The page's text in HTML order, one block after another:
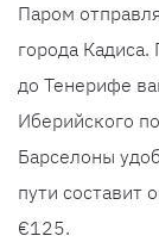
Паром
города Кадиса.
до Тенерифе
Иберийского
Барселоны
пути составит
€125.